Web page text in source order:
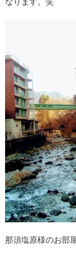
なります。笑
那須塩原様のお部